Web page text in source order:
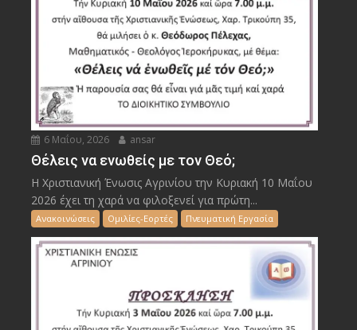
6 Μαΐου, 2026 ansar
Θέλεις να ενωθείς με τον Θεό;
Η Χριστιανική Ένωσις Αγρινίου την Κυριακή 10 Μαΐου
2026 έχει τη χαρά να φιλοξενεί για πρώτη...
Ανακοινώσεις Ομιλίες-Εορτές Πνευματική Εργασία